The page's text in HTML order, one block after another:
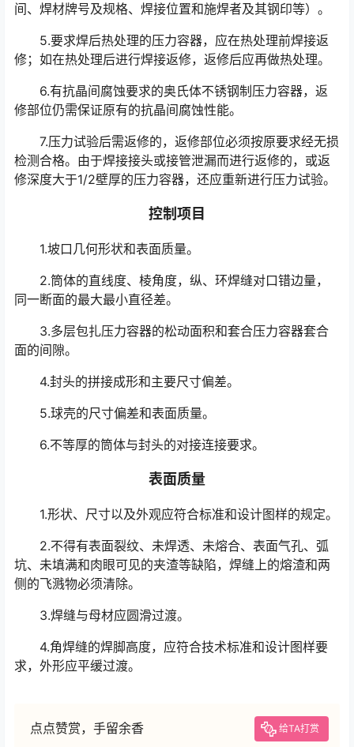
间、焊材牌号及规格、焊接位置和施焊者及其钢印等）。
5.要求焊后热处理的压力容器，应在热处理前焊接返
修；如在热处理后进行焊接返修，返修后应再做热处理。
6.有抗晶间腐蚀要求的奥氏体不锈钢制压力容器，返
修部位仍需保证原有的抗晶间腐蚀性能。
7.压力试验后需返修的，返修部位必须按原要求经无损
检测合格。由于焊接接头或接管泄漏而进行返修的，或返
修深度大于1/2壁厚的压力容器，还应重新进行压力试验。
控制项目
1.坡口几何形状和表面质量。
2.筒体的直线度、棱角度，纵、环焊缝对口错边量，
同一断面的最大最小直径差。
3.多层包扎压力容器的松动面积和套合压力容器套合
面的间隙。
4.封头的拼接成形和主要尺寸偏差。
5.球壳的尺寸偏差和表面质量。
6.不等厚的筒体与封头的对接连接要求。
表面质量
1.形状、尺寸以及外观应符合标准和设计图样的规定。
2.不得有表面裂纹、未焊透、未熔合、表面气孔、弧
坑、未填满和肉眼可见的夹渣等缺陷，焊缝上的熔渣和两
侧的飞溅物必须清除。
3.焊缝与母材应圆滑过渡。
4.角焊缝的焊脚高度，应符合技术标准和设计图样要
求，外形应平缓过渡。
点点赞赏，手留余香 给TA打赏